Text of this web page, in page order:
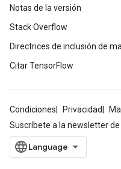
Notas de la versión
Stack Overflow
Directrices de inclusión de
Citar TensorFlow
Condiciones Privacidad
Suscríbete a la newsletter de